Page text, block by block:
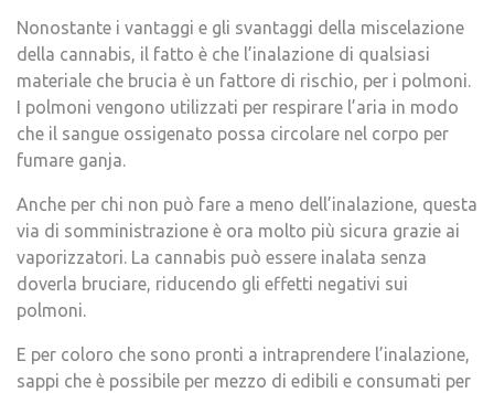
Nonostante i vantaggi e gli svantaggi della miscelazione
della cannabis, il fatto è che l’inalazione di qualsiasi
materiale che brucia è un fattore di rischio, per i polmoni.
I polmoni vengono utilizzati per respirare l’aria in modo
che il sangue ossigenato possa circolare nel corpo per
fumare ganja.
Anche per chi non può fare a meno dell’inalazione, questa
via di somministrazione è ora molto più sicura grazie ai
vaporizzatori. La cannabis può essere inalata senza
doverla bruciare, riducendo gli effetti negativi sui
polmoni.
E per coloro che sono pronti a intraprendere l’inalazione,
sappi che è possibile per mezzo di edibili e consumati per